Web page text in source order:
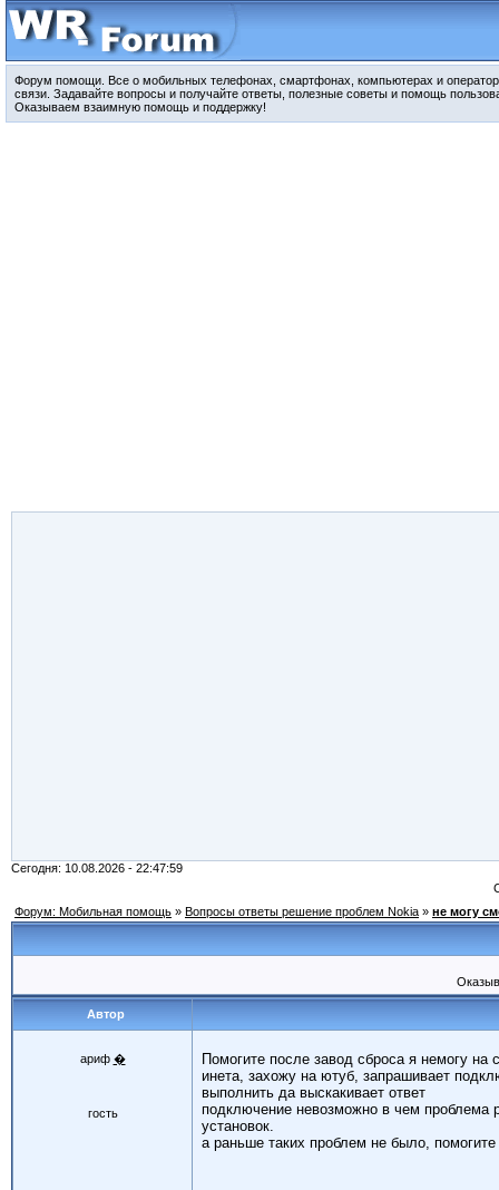
Форум помощи. Все о мобильных телефонах, смартфонах, компьютерах и
связи. Задавайте вопросы и получайте ответы, полезные советы и помощь
Оказываем взаимную помощь и поддержку!
Сегодня: 10.08.2026 - 22:47:59
Форум: Мобильная помощь » Вопросы ответы решение проблем Nokia » не могу
Автор
ариф �
гость
Помогите после завод сброса я немогу
инета, захожу на ютуб, запрашивает
выполнить да выскакивает ответ
подключение невозможно в чем проблема
установок.
а раньше таких проблем не было, помогите